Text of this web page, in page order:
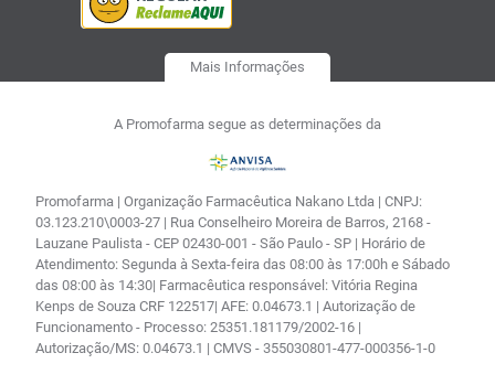
Mais Informações
A Promofarma segue as determinações da
Promofarma | Organização Farmacêutica Nakano Ltda | CNPJ:
03.123.210\0003-27 | Rua Conselheiro Moreira de Barros, 2168 -
Lauzane Paulista - CEP 02430-001 - São Paulo - SP | Horário de
Atendimento: Segunda à Sexta-feira das 08:00 às 17:00h e Sábado
das 08:00 às 14:30| Farmacêutica responsável: Vitória Regina
Kenps de Souza CRF 122517| AFE: 0.04673.1 | Autorização de
Funcionamento - Processo: 25351.181179/2002-16 |
Autorização/MS: 0.04673.1 | CMVS - 355030801-477-000356-1-0